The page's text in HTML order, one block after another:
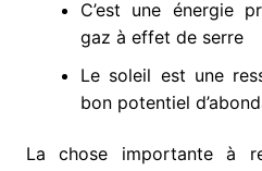
C’est une énergie
gaz à effet de serre
Le soleil est une
bon potentiel
La chose importante à